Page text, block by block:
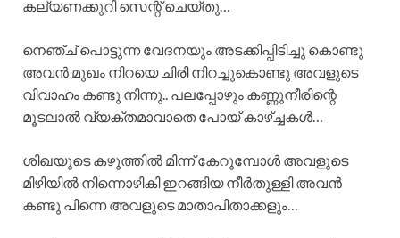
കല്യണക്കുറി സെന്റ് ചെയ്തു…
നെഞ്ച് പൊട്ടുന്ന വേദനയും അടക്കിപ്പിടിച്ചു കൊണ്ടു
അവൻ മുഖം നിറയെ ചിരി നിറച്ചുകൊണ്ടു അവളുടെ
വിവാഹം കണ്ടു നിന്നു.. പലപ്പോഴും കണ്ണുനീരിന്റെ
മൂടലാൽ വ്യക്തമാവാതെ പോയ്‌ കാഴ്ച്ചകൾ…
ശിഖയുടെ കഴുത്തിൽ മിന്ന് കേറുമ്പോൾ അവളുടെ
മിഴിയിൽ നിന്നൊഴികി ഇറങ്ങിയ നീർതുള്ളി അവൻ
കണ്ടു പിന്നെ അവളുടെ മാതാപിതാക്കളും…